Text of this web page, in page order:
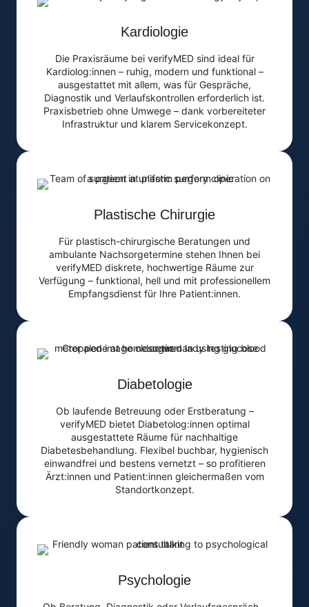
Kardiologie
Die Praxisräume bei verifyMED sind ideal für
Kardiolog:innen – ruhig, modern und funktional –
ausgestattet mit allem, was für Gespräche,
Diagnostik und Verlaufskontrollen erforderlich ist.
Praxisbetrieb ohne Umwege – dank vorbereiteter
Infrastruktur und klarem Servicekonzept.
Plastische Chirurgie
Für plastisch-chirurgische Beratungen und
ambulante Nachsorgetermine stehen Ihnen bei
verifyMED diskrete, hochwertige Räume zur
Verfügung – funktional, hell und mit professionellem
Empfangsdienst für Ihre Patient:innen.
Diabetologie
Ob laufende Betreuung oder Erstberatung –
verifyMED bietet Diabetolog:innen optimal
ausgestattete Räume für nachhaltige
Diabetesbehandlung. Flexibel buchbar, hygienisch
einwandfrei und bestens vernetzt – so profitieren
Ärzt:innen und Patient:innen gleichermaßen vom
Standortkonzept.
Psychologie